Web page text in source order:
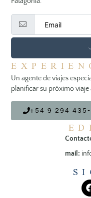
Un agente de viajes
planificar su próximo viaje
+54 9 294
mail: